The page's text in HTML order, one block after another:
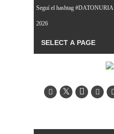
Seguí el hashtag #DATONURIA
2026